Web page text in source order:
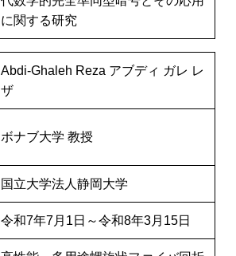
に関する研究
Abdi-Ghaleh Reza アブディ ガレ レ
ザ
ボナブ大学 教授
国立大学法人静岡大学
令和7年7月1日～令和8年3月15日